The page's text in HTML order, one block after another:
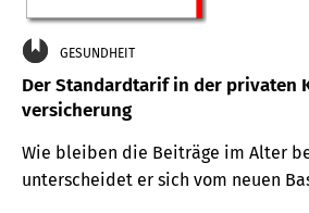
GESUNDHEIT
Der Standard­tarif in der privaten
versicherung
Wie bleiben die Beiträge im Alter
unterscheidet er sich vom neuen